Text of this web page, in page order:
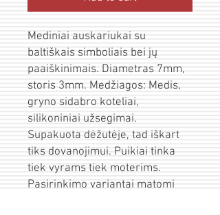
Mediniai auskariukai su
baltiškais simboliais bei jų
paaiškinimais. Diametras 7mm,
storis 3mm. Medžiagos: Medis,
gryno sidabro koteliai,
silikoniniai užsegimai.
Supakuota dėžutėje, tad iškart
tiks dovanojimui. Puikiai tinka
tiek vyrams tiek moterims.
Pasirinkimo variantai matomi